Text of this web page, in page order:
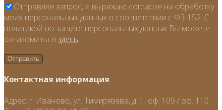
Отправляя запрос, я выражаю согласие на обработку
моих персональных данных в соответствии с ФЗ-152. С
политикой по защите персональных данных Вы можете
ознакомиться здесь.
Контактная информация
Адрес: г. Иваново, ул. Тимирязева, д. 1, оф. 109 / оф. 110